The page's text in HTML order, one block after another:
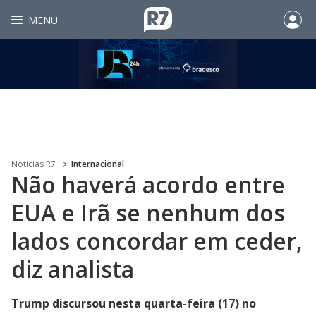
MENU
Noticias R7 Internacional
Não haverá acordo entre
EUA e Irã se nenhum dos
lados concordar em ceder,
diz analista
Trump discursou nesta quarta-feira (17) no